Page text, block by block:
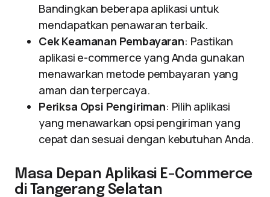
Bandingkan beberapa aplikasi untuk
mendapatkan penawaran terbaik.
Cek Keamanan Pembayaran: Pastikan
aplikasi e-commerce yang Anda gunakan
menawarkan metode pembayaran yang
aman dan terpercaya.
Periksa Opsi Pengiriman: Pilih aplikasi
yang menawarkan opsi pengiriman yang
cepat dan sesuai dengan kebutuhan Anda.
Masa Depan Aplikasi E-Commerce
di Tangerang Selatan